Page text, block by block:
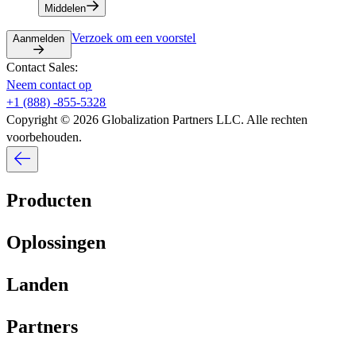
Middelen​​
Aanmelden​​ Verzoek om een voorstel​​
Contact Sales:​​
Neem contact op​​
+1 (888) -855-5328​​
Copyright © 2026 Globalization Partners LLC. Alle rechten
voorbehouden.​​
Producten​​
Oplossingen​​
Landen​​
Partners​​